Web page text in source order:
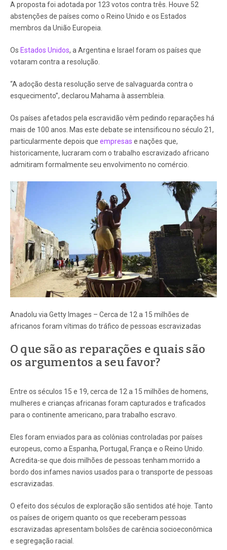
A proposta foi adotada por 123 votos contra três. Houve 52
abstenções de países como o Reino Unido e os Estados
membros da União Europeia.
Os Estados Unidos, a Argentina e Israel foram os países que
votaram contra a resolução.
“A adoção desta resolução serve de salvaguarda contra o
esquecimento”, declarou Mahama à assembleia.
Os países afetados pela escravidão vêm pedindo reparações há
mais de 100 anos. Mas este debate se intensificou no século 21,
particularmente depois que empresas e nações que,
historicamente, lucraram com o trabalho escravizado africano
admitiram formalmente seu envolvimento no comércio.
Anadolu via Getty Images – Cerca de 12 a 15 milhões de
africanos foram vítimas do tráfico de pessoas escravizadas
O que são as reparações e quais são
os argumentos a seu favor?
Entre os séculos 15 e 19, cerca de 12 a 15 milhões de homens,
mulheres e crianças africanas foram capturados e traficados
para o continente americano, para trabalho escravo.
Eles foram enviados para as colônias controladas por países
europeus, como a Espanha, Portugal, França e o Reino Unido.
Acredita-se que dois milhões de pessoas tenham morrido a
bordo dos infames navios usados para o transporte de pessoas
escravizadas.
O efeito dos séculos de exploração são sentidos até hoje. Tanto
os países de origem quanto os que receberam pessoas
escravizadas apresentam bolsões de carência socioeconômica
e segregação racial.